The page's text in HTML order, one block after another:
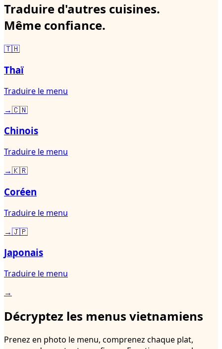
Traduire d'autres cuisines.
Même confiance.
🇹🇭
Thaï
Traduire le menu
→🇨🇳
Chinois
Traduire le menu
→🇰🇷
Coréen
Traduire le menu
→🇯🇵
Japonais
Traduire le menu
→
Décryptez les menus vietnamiens
Prenez en photo le menu, comprenez chaque plat,